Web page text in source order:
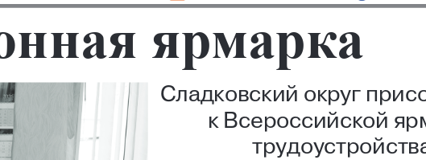
ярмарка
Сладковский округ
к Всероссийской